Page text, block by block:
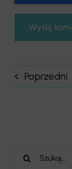
Poprzedni
Szukaj